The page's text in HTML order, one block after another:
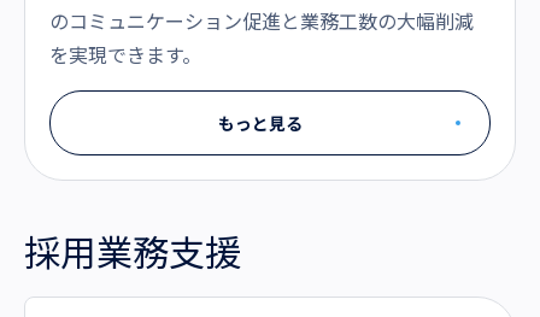
のコミュニケーション促進と業務工数の大幅削減
を実現できます。
もっと見る
採用業務支援